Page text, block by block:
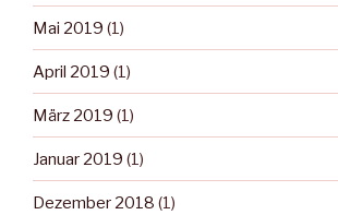
Mai 2019 (1)
April 2019 (1)
März 2019 (1)
Januar 2019 (1)
Dezember 2018 (1)